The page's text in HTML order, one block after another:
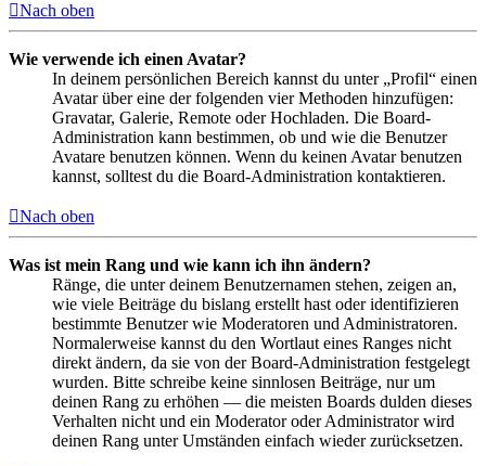
Nach oben
Wie verwende ich einen Avatar?
In deinem persönlichen Bereich kannst du unter „Profil“ einen
Avatar über eine der folgenden vier Methoden hinzufügen:
Gravatar, Galerie, Remote oder Hochladen. Die Board-
Administration kann bestimmen, ob und wie die Benutzer
Avatare benutzen können. Wenn du keinen Avatar benutzen
kannst, solltest du die Board-Administration kontaktieren.
Nach oben
Was ist mein Rang und wie kann ich ihn ändern?
Ränge, die unter deinem Benutzernamen stehen, zeigen an,
wie viele Beiträge du bislang erstellt hast oder identifizieren
bestimmte Benutzer wie Moderatoren und Administratoren.
Normalerweise kannst du den Wortlaut eines Ranges nicht
direkt ändern, da sie von der Board-Administration festgelegt
wurden. Bitte schreibe keine sinnlosen Beiträge, nur um
deinen Rang zu erhöhen — die meisten Boards dulden dieses
Verhalten nicht und ein Moderator oder Administrator wird
deinen Rang unter Umständen einfach wieder zurücksetzen.